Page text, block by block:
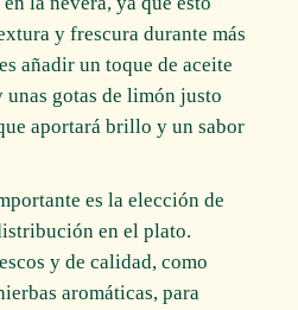
y frescura durante más
añadir un toque de aceite
gotas de limón justo
aportará brillo y un sabor
es la elección de
en el plato.
y de calidad, como
aromáticas, para